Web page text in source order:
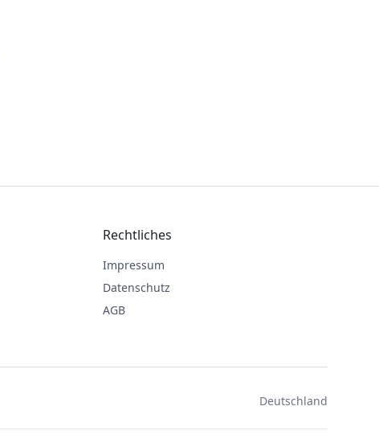
Rechtliches
Impressum
Datenschutz
AGB
Deutschland